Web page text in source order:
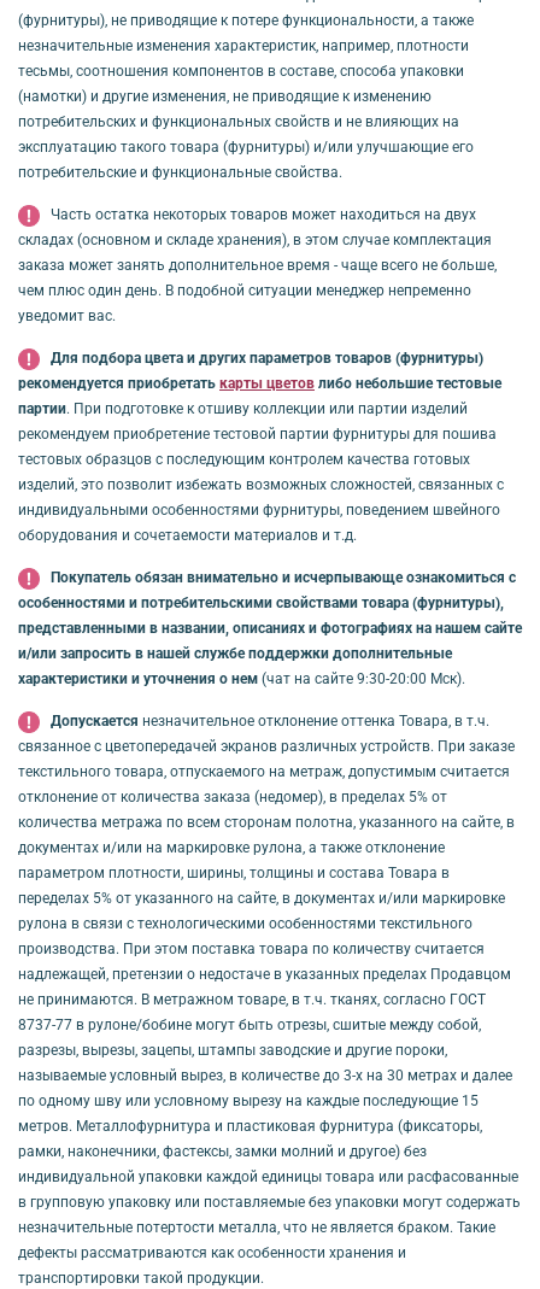
(фурнитуры), не приводящие к потере функциональности, а также
незначительные изменения характеристик, например, плотности
тесьмы, соотношения компонентов в составе, способа упаковки
(намотки) и другие изменения, не приводящие к изменению
потребительских и функциональных свойств и не влияющих на
эксплуатацию такого товара (фурнитуры) и/или улучшающие его
потребительские и функциональные свойства.
Часть остатка некоторых товаров может находиться на двух
складах (основном и складе хранения), в этом случае комплектация
заказа может занять дополнительное время - чаще всего не больше,
чем плюс один день. В подобной ситуации менеджер непременно
уведомит вас.
Для подбора цвета и других параметров товаров (фурнитуры)
рекомендуется приобретать карты цветов либо небольшие тестовые
партии. При подготовке к отшиву коллекции или партии изделий
рекомендуем приобретение тестовой партии фурнитуры для пошива
тестовых образцов с последующим контролем качества готовых
изделий, это позволит избежать возможных сложностей, связанных с
индивидуальными особенностями фурнитуры, поведением швейного
оборудования и сочетаемости материалов и т.д.
Покупатель обязан внимательно и исчерпывающе ознакомиться с
особенностями и потребительскими свойствами товара (фурнитуры),
представленными в названии, описаниях и фотографиях на нашем сайте
и/или запросить в нашей службе поддержки дополнительные
характеристики и уточнения о нем (чат на сайте 9:30-20:00 Мск).
Допускается незначительное отклонение оттенка Товара, в т.ч.
связанное с цветопередачей экранов различных устройств. При заказе
текстильного товара, отпускаемого на метраж, допустимым считается
отклонение от количества заказа (недомер), в пределах 5% от
количества метража по всем сторонам полотна, указанного на сайте, в
документах и/или на маркировке рулона, а также отклонение
параметром плотности, ширины, толщины и состава Товара в
переделах 5% от указанного на сайте, в документах и/или маркировке
рулона в связи с технологическими особенностями текстильного
производства. При этом поставка товара по количеству считается
надлежащей, претензии о недостаче в указанных пределах Продавцом
не принимаются. В метражном товаре, в т.ч. тканях, согласно ГОСТ
8737-77 в рулоне/бобине могут быть отрезы, сшитые между собой,
разрезы, вырезы, зацепы, штампы заводские и другие пороки,
называемые условный вырез, в количестве до 3-х на 30 метрах и далее
по одному шву или условному вырезу на каждые последующие 15
метров. Металлофурнитура и пластиковая фурнитура (фиксаторы,
рамки, наконечники, фастексы, замки молний и другое) без
индивидуальной упаковки каждой единицы товара или расфасованные
в групповую упаковку или поставляемые без упаковки могут содержать
незначительные потертости металла, что не является браком. Такие
дефекты рассматриваются как особенности хранения и
транспортировки такой продукции.